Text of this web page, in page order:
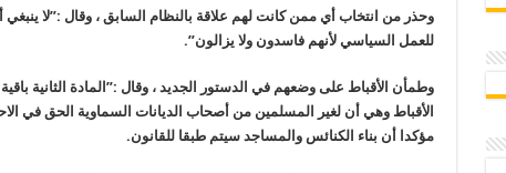
وحذر من انتخاب أي ممن كانت لهم علاقة بالنظام السابق ، وقال :”لا
للعمل السياسي لأنهم فاسدون ولا يزالون”.
وطمأن الأقباط على وضعهم في الدستور الجديد ، وقال :”المادة الثانية
الأقباط وهي أن لغير المسلمين من أصحاب الديانات السماوية الحق في
مؤكدا أن بناء الكنائس والمساجد سيتم طبقا للقانون.